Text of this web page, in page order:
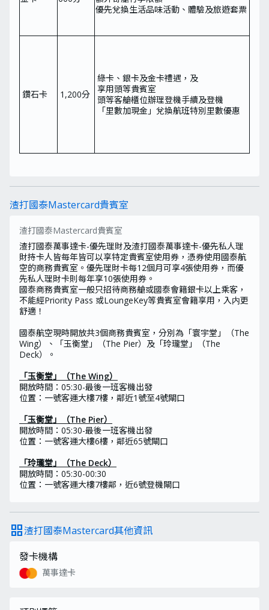
優先兌換生活品味活動、體驗及旅遊套票
鑽石卡 1,200分
綠卡、銀卡及金卡禮遇，及
享用頭等貴賓室
頭等客艙櫃位辦理登機手續及登機
「里數加現金」兌換航班特別里數優惠
渣打國泰Mastercard貴賓室
渣打國泰Mastercard貴賓室
渣打國泰萬事達卡-優先理財及渣打國泰萬事達卡-優先私人理
財持卡人皆每年皆可以享特定貴賓室使用券，憑券使用國泰航
空的商務貴賓室。優先理財卡每12個月可享4張使用券，而優
先私人理財卡則每年享10張使用券。
國泰商務貴賓室一般只招待商務艙或國泰會籍銀卡以上乘客，
不能經Priority Pass 或LoungeKey等貴賓室會籍享用，入内更
舒適！
國泰航空現時開放共3個商務貴賓室，分別為「寰宇堂」（The
Wing）、「玉衡堂」（The Pier）及「玲瓏堂」（The
Deck）。
「玉衡堂」（The Wing）
開放時間：05:30-最後一班客機出發
位置：一號客運大樓7樓，鄰近1號至4號閘口
「玉衡堂」（The Pier）
開放時間：05:30-最後一班客機出發
位置：一號客運大樓6樓，鄰近65號閘口
「玲瓏堂」（The Deck）
開放時間：05:30-00:30
位置：一號客運大樓7樓鄰，近6號登機閘口
grid_view渣打國泰Mastercard其他資訊
發卡機構
萬事達卡